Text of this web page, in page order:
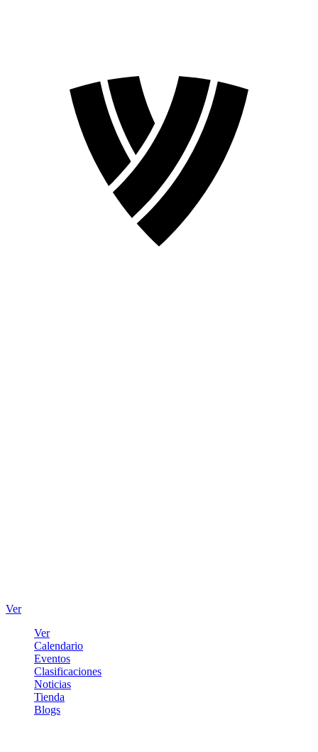
Ver
Ver
Calendario
Eventos
Clasificaciones
Noticias
Tienda
Blogs